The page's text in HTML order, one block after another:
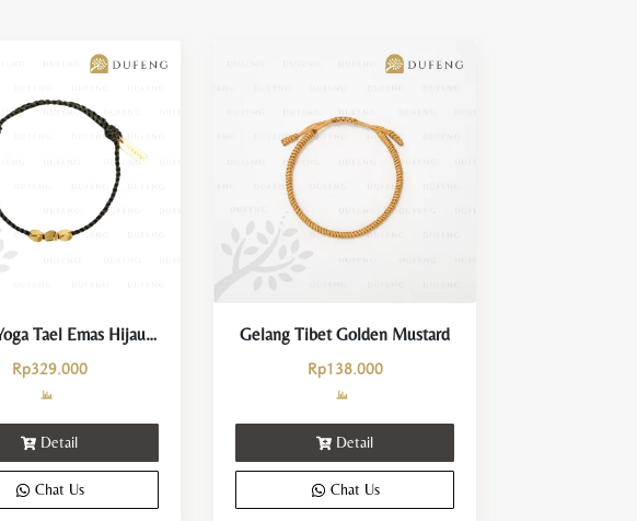
Gelang Yoga Tael Emas Hijau Keberuntungan dan Kemakmuran
Rp329.000
Detail
Chat Us
Gelang Tibet Golden Mustard
Rp138.000
Detail
Chat Us